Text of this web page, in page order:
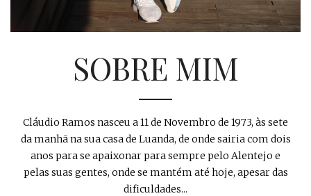
SOBRE MIM
Cláudio Ramos nasceu a 11 de Novembro de 1973, às sete
da manhã na sua casa de Luanda, de onde sairia com dois
anos para se apaixonar para sempre pelo Alentejo e
pelas suas gentes, onde se mantém até hoje, apesar das
dificuldades...